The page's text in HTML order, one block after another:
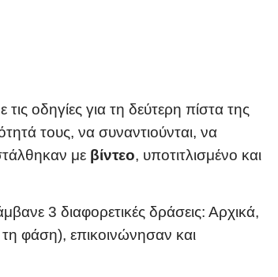
οδηγίες για τη δεύτερη πίστα της
τους, να συναντιούνται, να
με βίντεο, υποτιτλισμένο και
3 διαφορετικές δράσεις: Αρχικά,
φάση), επικοινώνησαν και